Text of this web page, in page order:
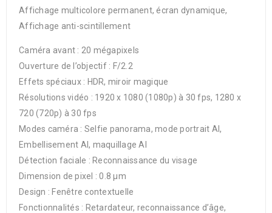
Affichage multicolore permanent, écran dynamique,
Affichage anti-scintillement
Caméra avant : 20 mégapixels
Ouverture de l’objectif : F/2.2
Effets spéciaux : HDR, miroir magique
Résolutions vidéo : 1920 x 1080 (1080p) à 30 fps, 1280 x
720 (720p) à 30 fps
Modes caméra : Selfie panorama, mode portrait AI,
Embellisement AI, maquillage AI
Détection faciale : Reconnaissance du visage
Dimension de pixel : 0.8 µm
Design : Fenêtre contextuelle
Fonctionnalités : Retardateur, reconnaissance d’âge,